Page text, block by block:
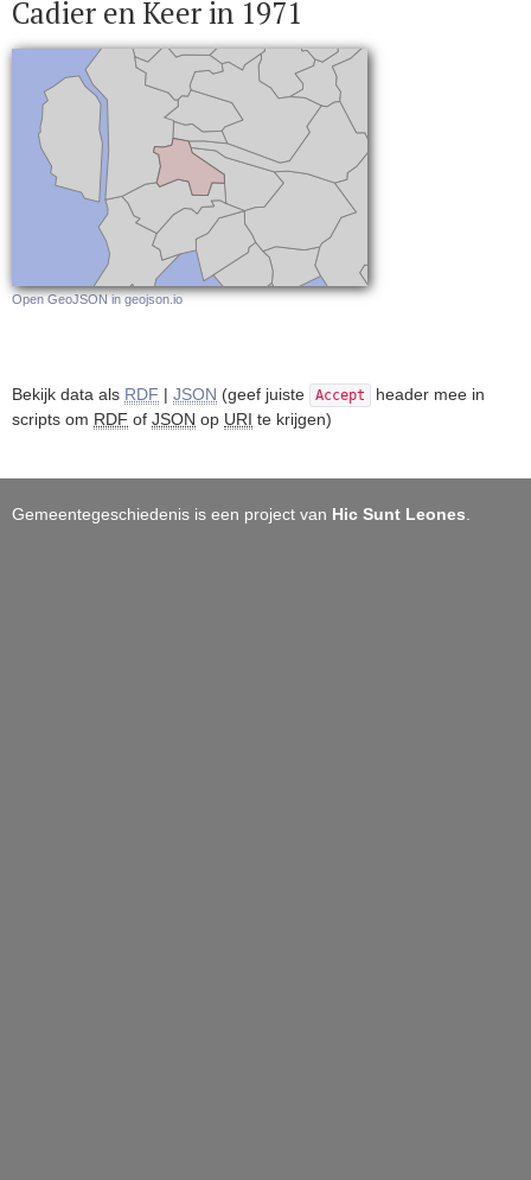
Cadier en Keer in 1971
Open GeoJSON in geojson.io
Bekijk data als RDF | JSON (geef juiste Accept
header mee in
scripts om RDF of JSON op URI te krijgen)
Gemeentegeschiedenis is een project van Hic Sunt Leones